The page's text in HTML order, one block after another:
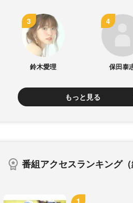
鈴木愛理 保田泰
もっと見る
番組アクセスランキング（